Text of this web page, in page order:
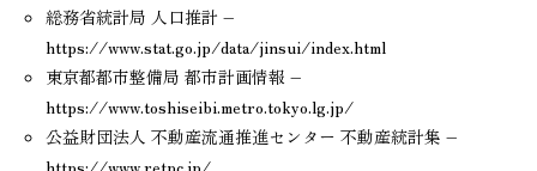
総務省統計局 人口推計 –
https://www.stat.go.jp/data/jinsui/index.html
東京都都市整備局 都市計画情報 –
https://www.toshiseibi.metro.tokyo.lg.jp/
公益財団法人 不動産流通推進センター 不動産統計集 –
https://www.retpc.jp/